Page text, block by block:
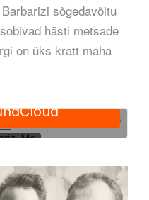
sõgedavõitu
hästi metsade
on üks kratt maha